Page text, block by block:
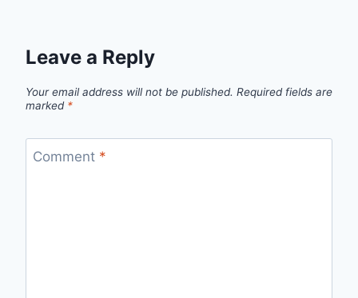
Leave a Reply
Your email address will not be published. Required fields are
marked *
Comment *